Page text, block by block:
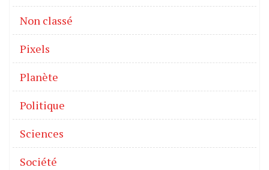
Non classé
Pixels
Planète
Politique
Sciences
Société